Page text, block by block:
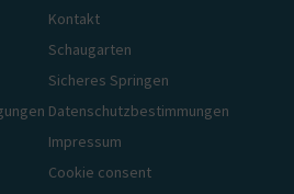
Kontakt
Schaugarten
Sicheres Springen
Datenschutzbestimmungen
Impressum
Cookie consent